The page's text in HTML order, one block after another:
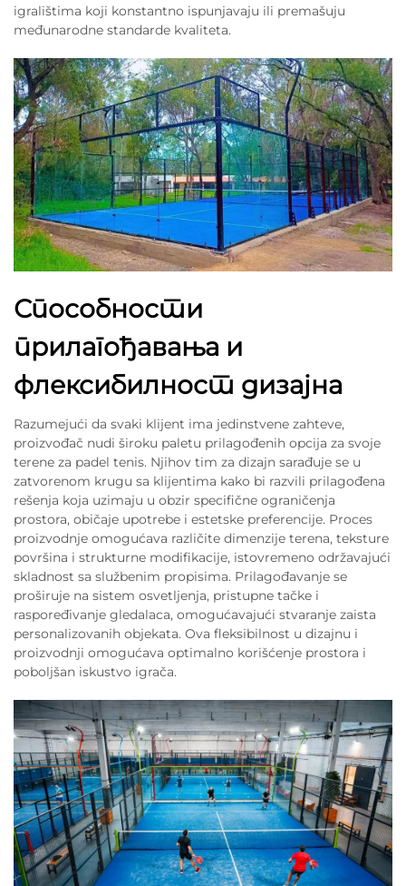
igralištima koji konstantno ispunjavaju ili premašuju
međunarodne standarde kvaliteta.
Способности
прилагођавања и
флексибилност дизајна
Razumejući da svaki klijent ima jedinstvene zahteve,
proizvođač nudi široku paletu prilagođenih opcija za svoje
terene za padel tenis. Njihov tim za dizajn sarađuje se u
zatvorenom krugu sa klijentima kako bi razvili prilagođena
rešenja koja uzimaju u obzir specifične ograničenja
prostora, običaje upotrebe i estetske preferencije. Proces
proizvodnje omogućava različite dimenzije terena, teksture
površina i strukturne modifikacije, istovremeno održavajući
skladnost sa službenim propisima. Prilagođavanje se
proširuje na sistem osvetljenja, pristupne tačke i
raspoređivanje gledalaca, omogućavajući stvaranje zaista
personalizovanih objekata. Ova fleksibilnost u dizajnu i
proizvodnji omogućava optimalno korišćenje prostora i
poboljšan iskustvo igrača.